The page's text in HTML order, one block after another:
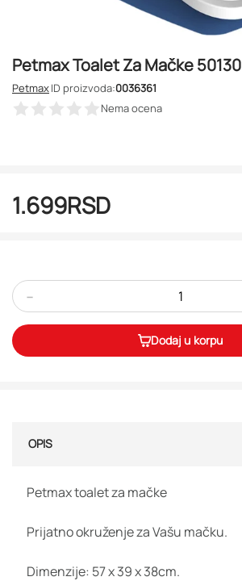
Petmax Toalet Za Mačke 50130
PetmaxID proizvoda:0036361
Nema ocena
1.699RSD
-
Dodaj u korpu
OPIS
Petmax toalet za mačke
Prijatno okruženje za Vašu mačku.
Dimenzije: 57 x 39 x 38cm.